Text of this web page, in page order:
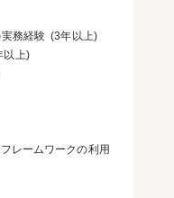
実務経験 (3年以上)
以上)
レームワークの利用